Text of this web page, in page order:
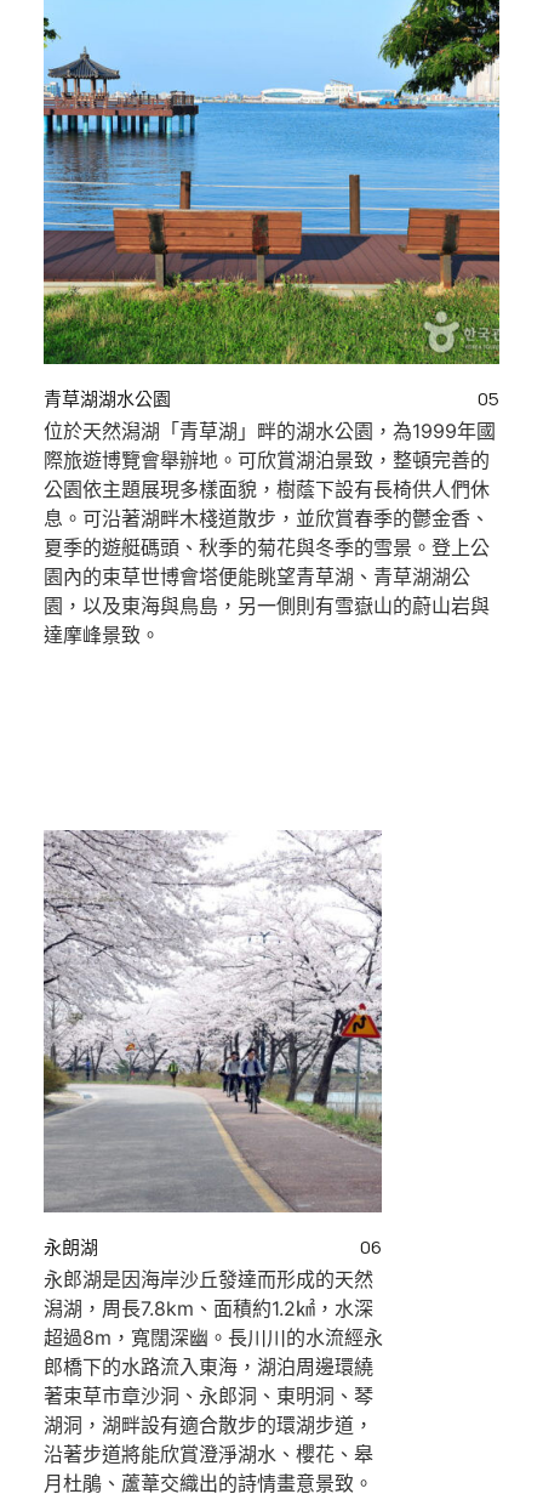
05
青草湖湖水公園
位於天然潟湖「青草湖」畔的湖水公園，為1999年國
際旅遊博覽會舉辦地。可欣賞湖泊景致，整頓完善的
公園依主題展現多樣面貌，樹蔭下設有長椅供人們休
息。可沿著湖畔木棧道散步，並欣賞春季的鬱金香、
夏季的遊艇碼頭、秋季的菊花與冬季的雪景。登上公
園內的束草世博會塔便能眺望青草湖、青草湖湖公
園，以及東海與鳥島，另一側則有雪嶽山的蔚山岩與
達摩峰景致。
06
永朗湖
永郎湖是因海岸沙丘發達而形成的天然
潟湖，周長7.8km、面積約1.2㎢，水深
超過8m，寬闊深幽。長川川的水流經永
郎橋下的水路流入東海，湖泊周邊環繞
著束草市章沙洞、永郎洞、東明洞、琴
湖洞，湖畔設有適合散步的環湖步道，
沿著步道將能欣賞澄淨湖水、櫻花、皋
月杜鵑、蘆葦交織出的詩情畫意景致。